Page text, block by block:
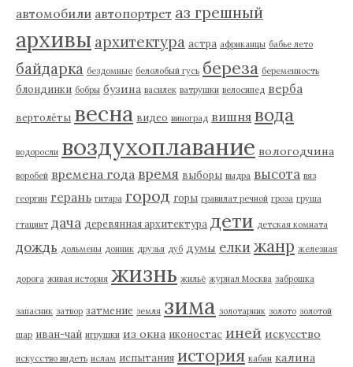
автомобили автопортрет аз грешный
архивы архитектура астра африканцы бабье лето
байдарка бездомные белолобый гусь береза беременность
блондинки бобры бузина василек ватрушки велосипед верба
вертолёты весна видео виноград вишня вода
водоросли воздухоплавание вологодчина
воробей времена года время выборы выдра высота вяз
георгин герань гитара город горы гравилат речной гроза груша
гтацинт дача деревянная архитектура дети детская комната
дождь дольмены донник друзья дуб думы елки жанр железная
дорога живая история жизнь жильё журнал Москва заброшка
запасник затвор затмение земля зима золотарник золото золотой
шар иван-чай игрушки из окна иконостас иней искусство
искусство видеть ислам испытания история кабан калина